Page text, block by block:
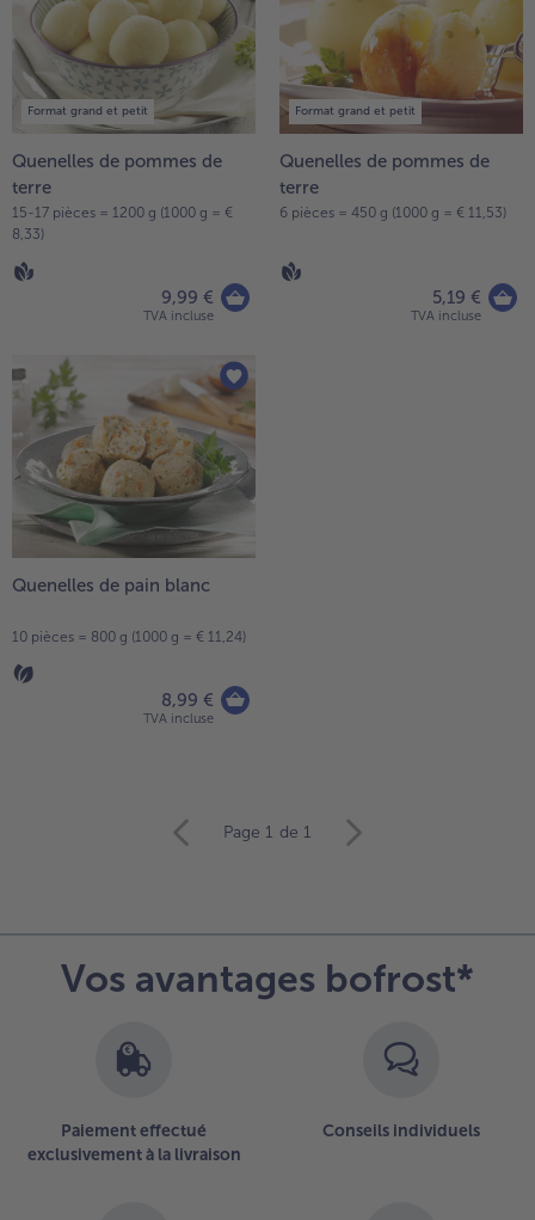
TousVins & Alcools
Ustensiles de cuisine
TousUstensiles de cuisine
Gâteaux & Tartes
TousGâteaux & Tartes
TousBIO
bofrost*free
Tousbofrost*free
High Protein
TousHigh Protein
bofrost*plus.
Tousbofrost*plus.
Alternatives végétale
TousAlternatives végétale
Friteuse à air chaud
- 5 € à l’achat de 7 menus au choix
liste.
Format grand et petit
Quenelles de pommes de
terre
15-17 pièces = 1200 g (1000 g = €
8,33)
9,99 €
TVA incluse
Format grand et petit
Quenelles de pommes de
terre
6 pièces = 450 g (1000 g = € 11,53)
5,19 €
TVA incluse
Quenelles de pain blanc
10 pièces = 800 g (1000 g = € 11,24)
8,99 €
TVA incluse
des
articles.
Page 1 de 1
Vos avantages bofrost*
Paiement effectué
exclusivement à la livraison
Conseils individuels